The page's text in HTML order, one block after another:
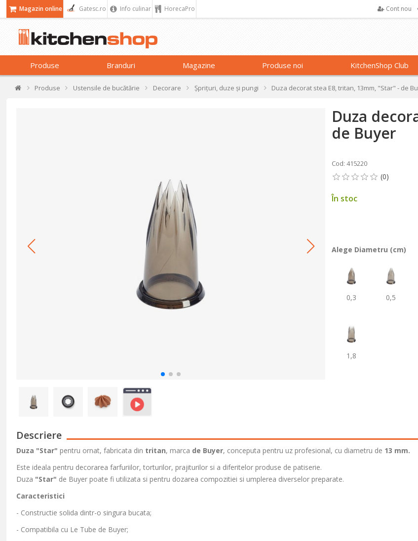
Magazin online Gatesc.ro Info culinar HorecaPro Cont nou
Produse Branduri Magazine Produse noi KitchenShop Club
Produse Ustensile de bucătărie Decorare Șprițuri, duze și pungi Duza decorat stea E8, tritan, 13mm, "Star" - de
Duza
de Buyer
Cod: 415220
În stoc
Alege Diametru (cm)
0,3 0,5
1,8
Descriere
Duza "Star" pentru ornat, fabricata din tritan, marca de Buyer, conceputa pentru uz profesional, cu diametru de 13 mm.
Este ideala pentru decorarea farfuriilor, torturilor, prajiturilor si a diferitelor produse de patiserie.
Duza "Star" de Buyer poate fi utilizata si pentru dozarea compozitiei si umplerea diverselor preparate.
Caracteristici
- Constructie solida dintr-o singura bucata;
- Compatibila cu Le Tube de Buyer;